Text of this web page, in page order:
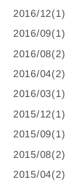
2016/12(1)
2016/09(1)
2016/08(2)
2016/04(2)
2016/03(1)
2015/12(1)
2015/09(1)
2015/08(2)
2015/04(2)